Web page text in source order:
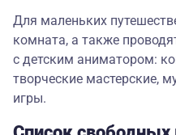
Для маленьких
комната, а также
с детским аниматором:
творческие мастерские,
игры.